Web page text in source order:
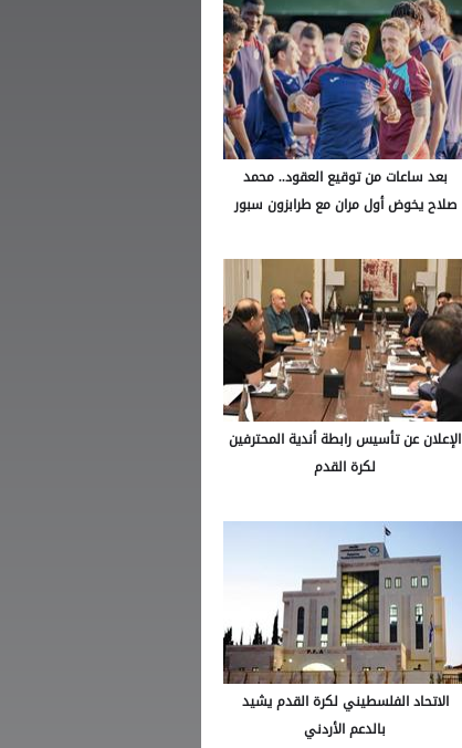
بعد ساعات من توقيع العقود.. محمد
صلاح يخوض أول مران مع طرابزون سبور
الإعلان عن تأسيس رابطة أندية المحترفين
لكرة القدم
الاتحاد الفلسطيني لكرة القدم يشيد
بالدعم الأردني